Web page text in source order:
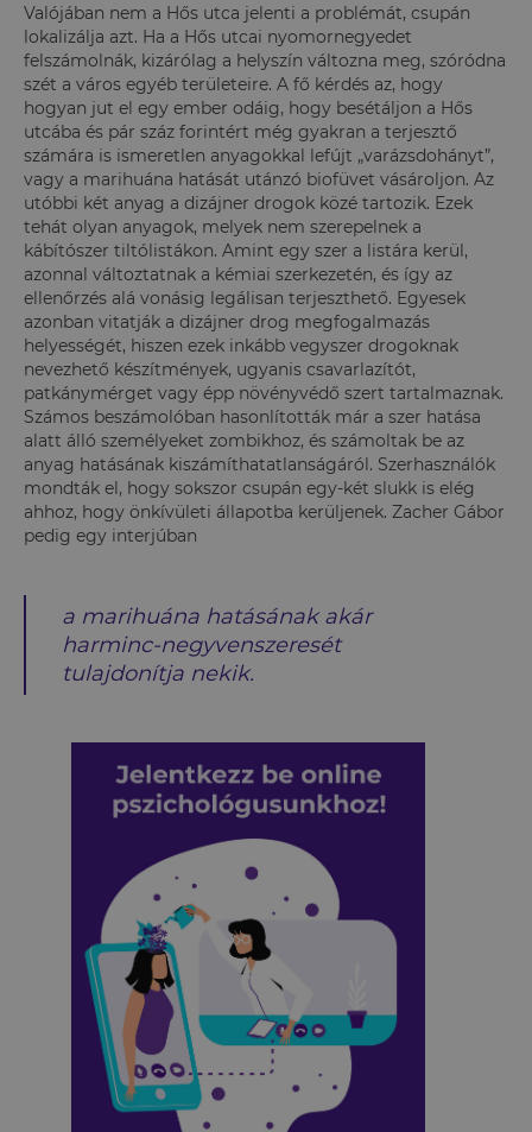
Valójában nem a Hős utca jelenti a problémát, csupán
lokalizálja azt. Ha a Hős utcai nyomornegyedet
felszámolnák, kizárólag a helyszín változna meg, szóródna
szét a város egyéb területeire. A fő kérdés az, hogy
hogyan jut el egy ember odáig, hogy besétáljon a Hős
utcába és pár száz forintért még gyakran a terjesztő
számára is ismeretlen anyagokkal lefújt „varázsdohányt”,
vagy a marihuána hatását utánzó biofüvet vásároljon. Az
utóbbi két anyag a dizájner drogok közé tartozik. Ezek
tehát olyan anyagok, melyek nem szerepelnek a
kábítószer tiltólistákon. Amint egy szer a listára kerül,
azonnal változtatnak a kémiai szerkezetén, és így az
ellenőrzés alá vonásig legálisan terjeszthető. Egyesek
azonban vitatják a dizájner drog megfogalmazás
helyességét, hiszen ezek inkább vegyszer drogoknak
nevezhető készítmények, ugyanis csavarlazítót,
patkánymérget vagy épp növényvédő szert tartalmaznak.
Számos beszámolóban hasonlították már a szer hatása
alatt álló személyeket zombikhoz, és számoltak be az
anyag hatásának kiszámíthatatlanságáról. Szerhasználók
mondták el, hogy sokszor csupán egy-két slukk is elég
ahhoz, hogy önkívületi állapotba kerüljenek. Zacher Gábor
pedig egy interjúban
a marihuána hatásának akár
harminc-negyvenszeresét
tulajdonítja nekik.